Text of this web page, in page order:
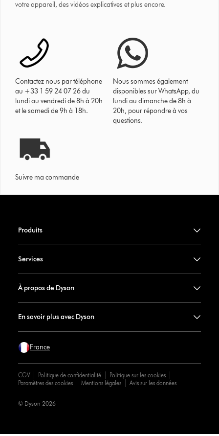
votre appareil, des vidéos explicatives et plus encore.
Contactez nous par téléphone
au +33 1 59 24 07 26 du
lundi au vendredi de 8h à 20h
et le samedi de 9h à 18h.
Nous sommes également
disponibles sur WhatsApp, du
lundi au dimanche de 8h à
20h, pour répondre à vos
questions.
Suivre ma commande
Produits
Services
À propos de Dyson
En savoir plus avec Dyson
France
CGV Politique de confidentialité
Politique sur les cookies
Paramètres des cookies
Mentions légales Avis sur les données
© Dyson 2026